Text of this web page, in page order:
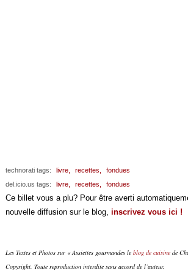
technorati tags: livre, recettes,
fondues
del.icio.us tags:
livre, recettes, fondues
Ce billet vous a plu? Pour être averti
nouvelle diffusion sur le blog, inscrivez vous ici !
Les Textes et Photos sur « Assiettes gourmandes le blog de cuisinede
Copyright. Toute reproduction interdite sans accord de l’auteur.